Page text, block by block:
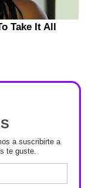
a suscribirte a
te guste.